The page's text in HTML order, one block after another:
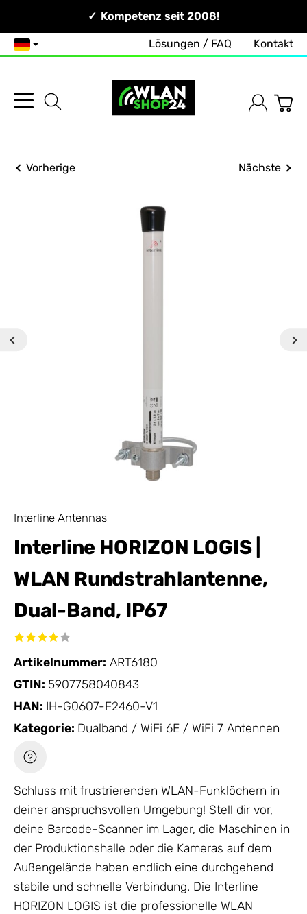
Persönlich & Erreichbar!Kompetenz seit 2008!
Deutsch Lösungen / FAQ Kontakt
Vorherige Nächste
Interline Antennas
Interline HORIZON LOGIS |
WLAN Rundstrahlantenne,
Dual-Band, IP67
Artikelnummer: ART6180
GTIN: 5907758040843
HAN: IH-G0607-F2460-V1
Kategorie: Dualband / WiFi 6E / WiFi 7 Antennen
Schluss mit frustrierenden WLAN-Funklöchern in
deiner anspruchsvollen Umgebung! Stell dir vor,
deine Barcode-Scanner im Lager, die Maschinen in
der Produktionshalle oder die Kameras auf dem
Außengelände haben endlich eine durchgehend
stabile und schnelle Verbindung. Die Interline
HORIZON LOGIS ist die professionelle WLAN